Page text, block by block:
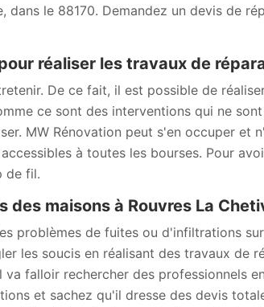
dans le 88170. Demandez un devis de
réaliser les travaux de
De ce fait, il est possible de
ce sont des interventions qui ne
MW Rénovation peut s'en occuper et
à toutes les bourses. Pour
de fil.
maisons à Rouvres La
problèmes de fuites ou d'infiltrations
les soucis en réalisant des travaux de
falloir rechercher des professionnels
et sachez qu'il dresse des devis